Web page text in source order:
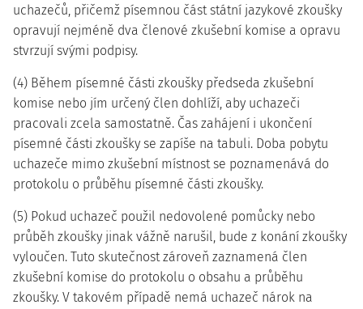
uchazečů, přičemž písemnou část státní jazykové zkoušky
opravují nejméně dva členové zkušební komise a opravu
stvrzují svými podpisy.
(4) Během písemné části zkoušky předseda zkušební
komise nebo jím určený člen dohlíží, aby uchazeči
pracovali zcela samostatně. Čas zahájení i ukončení
písemné části zkoušky se zapíše na tabuli. Doba pobytu
uchazeče mimo zkušební místnost se poznamenává do
protokolu o průběhu písemné části zkoušky.
(5) Pokud uchazeč použil nedovolené pomůcky nebo
průběh zkoušky jinak vážně narušil, bude z konání zkoušky
vyloučen. Tuto skutečnost zároveň zaznamená člen
zkušební komise do protokolu o obsahu a průběhu
zkoušky. V takovém případě nemá uchazeč nárok na